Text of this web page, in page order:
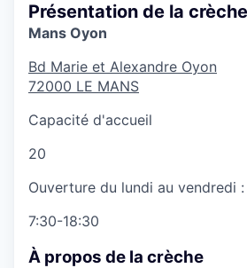
Présentation de la
Mans Oyon
Bd Marie et Alexandre Oyon
72000 LE MANS
Capacité d'accueil
20
Ouverture du lundi au vendredi :
7:30-18:30
À propos de la crèche